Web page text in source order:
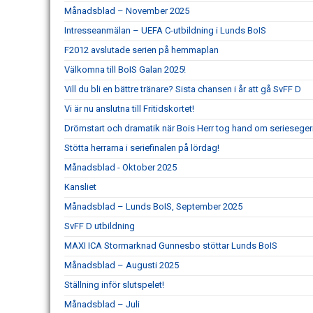
Månadsblad – November 2025
Intresseanmälan – UEFA C-utbildning i Lunds BoIS
F2012 avslutade serien på hemmaplan
Välkomna till BoIS Galan 2025!
Vill du bli en bättre tränare? Sista chansen i år att gå SvFF D
Vi är nu anslutna till Fritidskortet!
Drömstart och dramatik när Bois Herr tog hand om
Stötta herrarna i seriefinalen på lördag!
Månadsblad - Oktober 2025
Kansliet
Månadsblad – Lunds BoIS, September 2025
SvFF D utbildning
MAXI ICA Stormarknad Gunnesbo stöttar Lunds BoIS
Månadsblad – Augusti 2025
Ställning inför slutspelet!
Månadsblad – Juli